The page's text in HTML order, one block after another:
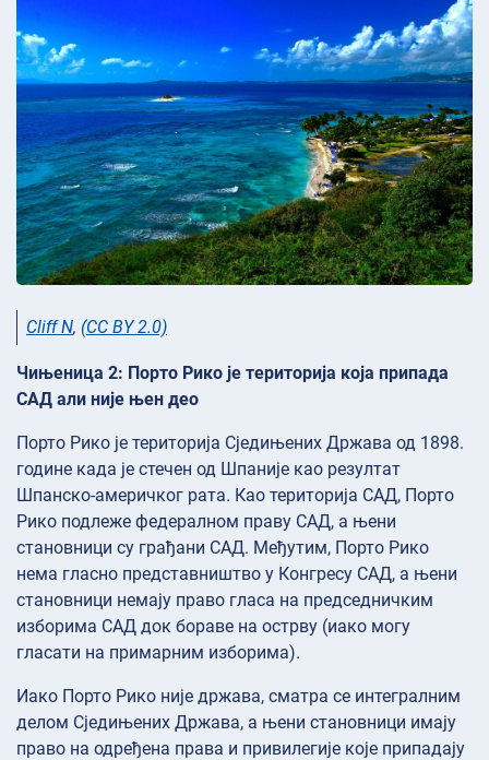
Cliff N, (CC BY 2.0)
Чињеница 2: Порто Рико је територија која припада
САД али није њен део
Порто Рико је територија Сједињених Држава од 1898.
године када је стечен од Шпаније као резултат
Шпанско-америчког рата. Као територија САД, Порто
Рико подлеже федералном праву САД, а њени
становници су грађани САД. Међутим, Порто Рико
нема гласно представништво у Конгресу САД, а њени
становници немају право гласа на председничким
изборима САД док бораве на острву (иако могу
гласати на примарним изборима).
Иако Порто Рико није држава, сматра се интегралним
делом Сједињених Држава, а њени становници имају
право на одређена права и привилегије које припадају